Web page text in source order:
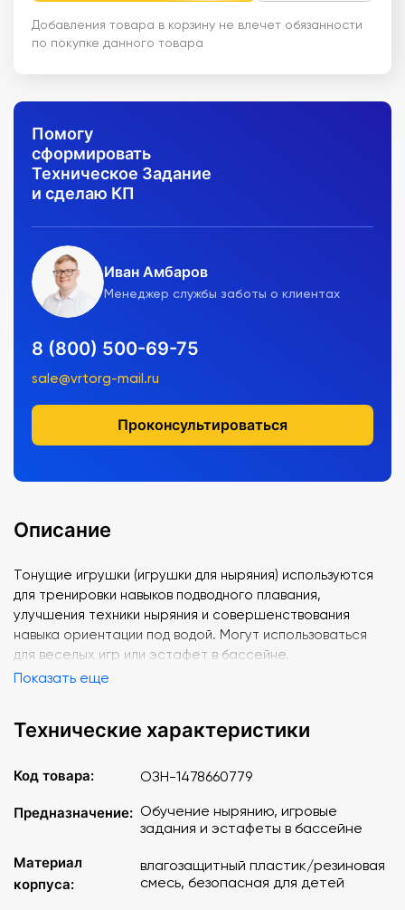
Добавления товара в корзину не влечет обязанности
по покупке данного товара
Помогу
сформировать
Техническое Задание
и сделаю КП
Иван Амбаров
Менеджер службы заботы о клиентах
8 (800) 500-69-75
sale@vrtorg-mail.ru
Проконсультироваться
Описание
Тонущие игрушки (игрушки для ныряния) используются
для тренировки навыков подводного плавания,
улучшения техники ныряния и совершенствования
навыка ориентации под водой. Могут использоваться
для веселых игр или эстафет в бассейне.
Показать еще
Технические характеристики
Код товара: ОЗН-1478660779
Предназначение: Обучение нырянию, игровые
задания и эстафеты в бассейне
Материал
корпуса:
влагозащитный пластик/резиновая
смесь, безопасная для детей